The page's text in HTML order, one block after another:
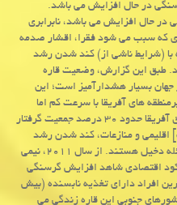
در حال افزایش می باشد.
حال افزایش می باشد، نابرابری
كه سبب می شود فقرا، اقشار صدمه
با (شرایط ناشی از) كند شدن رشد
طبق این گزارش، وضعیت قاره
بسیار هشدارآمیز است؛ این
های آفریقا با سرعت كم اما
مداومی در حال افزایش می باشد. در شرق آفریقا حدود ۳۰ درصد جمعیت گرفتار
اقلیمی و منازعات، كند شدن رشد
اقتصادی و افول اقتصادی هم در این مسئله دخیل هستند. از سال ۲۰۱۱، نیمی
اقتصادی شاهد افزایش گرسنگی
افراد دارای تغذیه نابسنده (بیش
كشورهای جنوبی این قاره زندگی می